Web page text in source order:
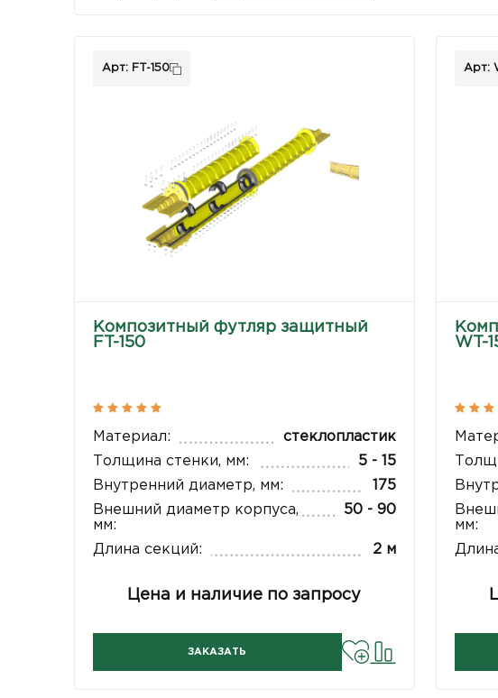
Арт: FT-150
Композитный футляр защитный
FT-150
Материал:
стеклопластик
Толщина стенки, мм:
5 - 15
Внутренний диаметр, мм:
175
Внешний диаметр корпуса,
мм:
50 - 90
Длина секций: 2 м
Цена и наличие по запросу
ЗАКАЗАТЬ
Арт:
WT-
мм: